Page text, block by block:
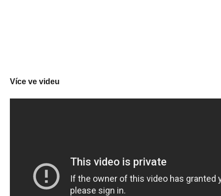
Více ve videu